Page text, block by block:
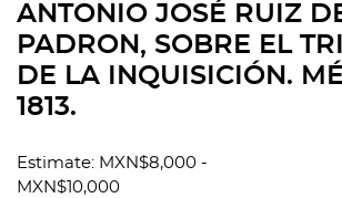
ANTONIO JOSÉ RUIZ
PADRON, SOBRE EL
DE LA INQUISICIÓN.
1813.
Estimate: MXN$8,000 -
MXN$10,000